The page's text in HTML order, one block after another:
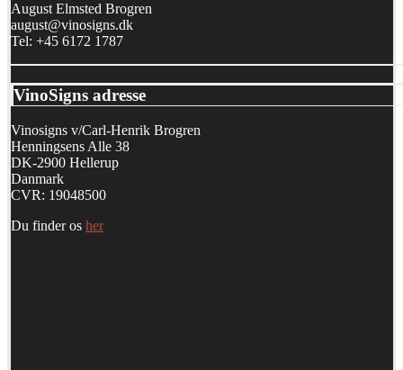
August Elmsted Brogren
august@vinosigns.dk
Tel: +45 6172 1787
VinoSigns adresse
Vinosigns v/Carl-Henrik Brogren
Henningsens Alle 38
DK-2900 Hellerup
Danmark
CVR: 19048500
Du finder os her